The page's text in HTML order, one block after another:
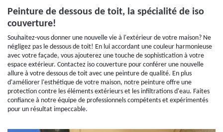
Peinture de dessous de toit, la spécialité de iso
couverture!
Souhaitez-vous donner une nouvelle vie à l'extérieur de votre maison? Ne
négligez pas le dessous de toit! En lui accordant une couleur harmonieuse
avec votre façade, vous ajouterez une touche de sophistication à votre
espace extérieur. Contactez iso couverture pour conférer une nouvelle
allure à votre dessous de toit avec une peinture de qualité. En plus
d'améliorer l'esthétique de votre maison, notre peinture offre une
protection contre les éléments extérieurs et les infiltrations d'eau. Faites
confiance à notre équipe de professionnels compétents et expérimentés
pour un résultat impeccable.